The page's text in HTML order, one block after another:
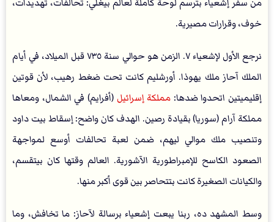
خوف، وقرارات مصيرية.
نرجع الأول لإشعياء ٧. الزمن هو حوالي سنة ٧٣٥ قبل الميلاد، في أيام
الملك آحاز ملك يهوذا. أورشليم كانت تحت ضغط رهيب، لأن قوتين
إقليميتين اتحدوا ضدها: مملكة إسرائيل (أفرايم) في الشمال، ومعاها
مملكة آرام (سوريا) بقيادة رصين. الهدف كان واضح: إسقاط بيت داود
وتنصيب ملك موالي ليهم، ضمن لعبة تحالفات أوسع لمواجهة
الصعود الكاسح للإمبراطورية الآشورية. العالم وقتها كان بيتقسم،
والكيانات الصغيرة كانت بتتحاصر بين قوى أكبر منها.
وسط المشهد ده، ربنا يبعت إشعياء برسالة لآحاز: ما تخافش، وما